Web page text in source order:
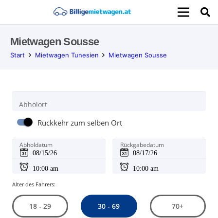
Mietwagen Sousse
Start Mietwagen Tunesien Mietwagen Sousse
Abholort
Rückkehr zum selben Ort
Abholdatum Rückgabedatum
Alter des Fahrers:
18 - 29 30 - 69 70+